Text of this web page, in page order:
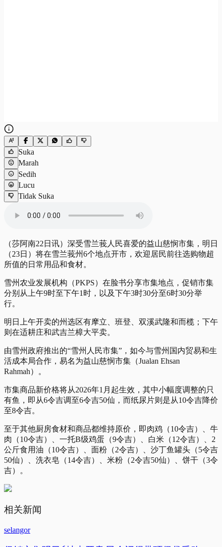
Suka
Marah
Sedih
Lucu
Tidak Suka
（莎阿南22日讯）深受雪兰莪人民喜爱的益山慈悯市集，明日
（23日）将在雪兰莪州6个地点开市，欢迎居民前往选购物超
所值的日常用品和食材。
雪州农业发展机构（PKPS）在脸书分享市集地点，促销市集
分别从上午9时至下午1时，以及下午3时30分至6时30分举
行。
明日上午开卖的州选区有摩立、班登、双溪武隆和而榄；下午
则在适耕庄和武吉兰樟大平卖。
由雪州政府推出的“雪州人民市集”，如今与雪州国内贸易和生
活成本局合作，易名为益山慈悯市集（Jualan Ehsan
Rahmah）。
市集商品新价格将从2026年1月起生效，其中小幅度调整的只
有鱼，即从6令吉调至6令吉50仙，而纸尿片则是从10令吉降价
至8令吉。
至于其他厨房食材和商品都维持原价，即肉鸡（10令吉）、牛
肉（10令吉）、一托B级鸡蛋（9令吉）、白米（12令吉）、2
公斤食用油（10令吉）、面粉（2令吉）、沙丁鱼罐头（5令吉
50仙）、洗衣皂（14令吉）、米粉（2令吉50仙）、饼干（3令
吉）。
相关新闻
selangor